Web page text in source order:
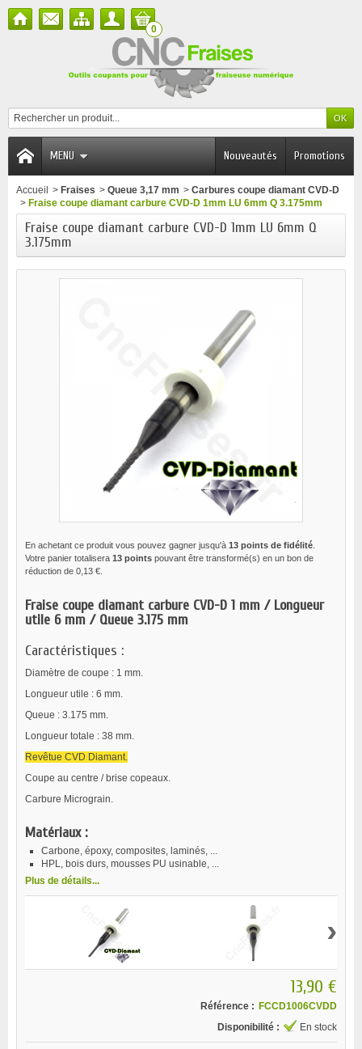
0
MENU Promotions
Nouveautés
Accueil > Fraises > Queue 3,17 mm > Carbures coupe diamant CVD-D
> Fraise coupe diamant carbure CVD-D 1mm LU 6mm Q 3.175mm
Fraise coupe diamant carbure CVD-D 1mm LU 6mm Q
3.175mm
En achetant ce produit vous pouvez gagner jusqu'à 13 points de fidélité
Votre panier totalisera 13 points pouvant être transformé(s) en un bon de
réduction de 0,13 €
Fraise coupe diamant carbure CVD-D 1 mm / Longueur
utile 6 mm / Queue 3.175 mm
Caractéristiques :
Diamètre de coupe : 1 mm.
Longueur utile : 6 mm.
Queue : 3.175 mm.
Longueur totale : 38 mm.
Revêtue CVD Diamant.
Coupe au centre / brise copeaux.
Carbure Micrograin.
Matériaux :
Carbone, époxy, composites, laminés, ...
HPL, bois durs, mousses PU usinable, ...
Plus de détails...
›
13,90 €
Référence : FCCD1006CVDD
Disponibilité :
En stock